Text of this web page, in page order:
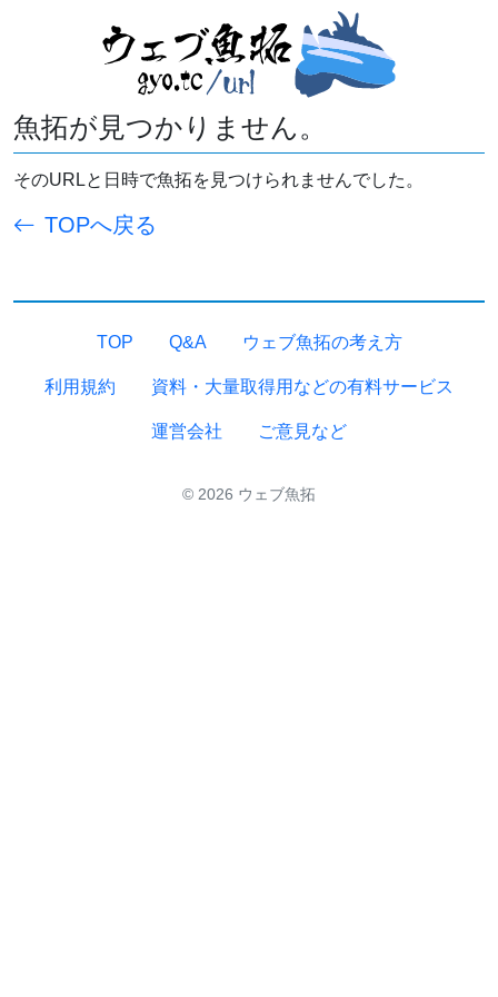
魚拓が見つかりません。
そのURLと日時で魚拓を見つけられませんでした。
TOPへ戻る
TOP Q&A ウェブ魚拓の考え方
利用規約 資料・大量取得用などの有料サービス
運営会社 ご意見など
© 2026 ウェブ魚拓